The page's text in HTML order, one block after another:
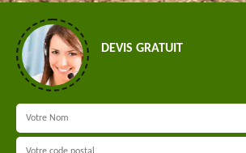
DEVIS GRATUIT